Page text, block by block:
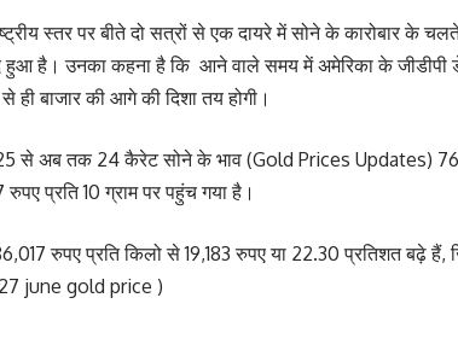
स्तर पर बीते दो सत्रों से एक दायरे में सोने के कारोबार के
है। उनका कहना है कि आने वाले समय में अमेरिका के जीडीपी
बाजार की आगे की दिशा तय होगी।
से अब तक 24 कैरेट सोने के भाव (Gold Prices Updates)
प्रति 10 ग्राम पर पहुंच गया है।
रुपए प्रति किलो से 19,183 रुपए या 22.30 प्रतिशत बढ़े
27 june gold price )